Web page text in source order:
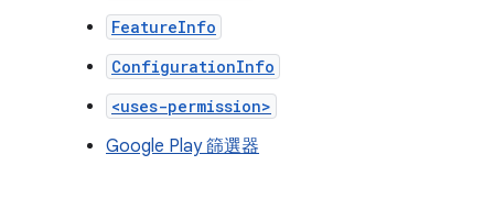
FeatureInfo
ConfigurationInfo
<uses-permission>
Google Play 篩選器